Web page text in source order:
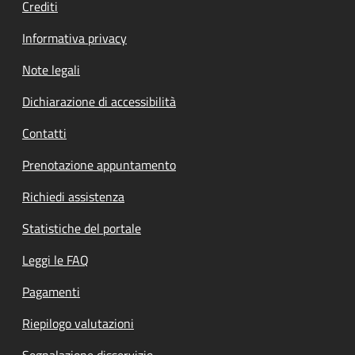
Crediti
Informativa privacy
Note legali
Dichiarazione di accessibilità
Contatti
Prenotazione appuntamento
Richiedi assistenza
Statistiche del portale
Leggi le FAQ
Pagamenti
Riepilogo valutazioni